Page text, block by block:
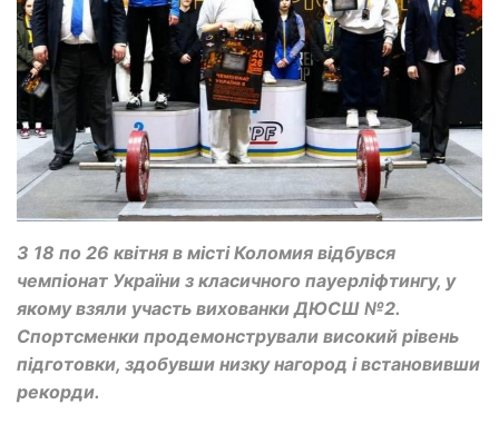
З 18 по 26 квітня в місті Коломия відбувся
чемпіонат України з класичного пауерліфтингу, у
якому взяли участь вихованки ДЮСШ №2.
Спортсменки продемонстрували високий рівень
підготовки, здобувши низку нагород і встановивши
рекорди.